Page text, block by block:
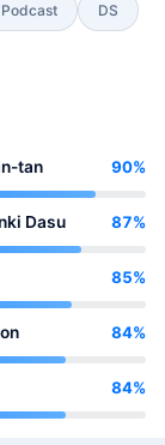
Podcast DS
tan 90%
Dasu 87%
85%
84%
84%